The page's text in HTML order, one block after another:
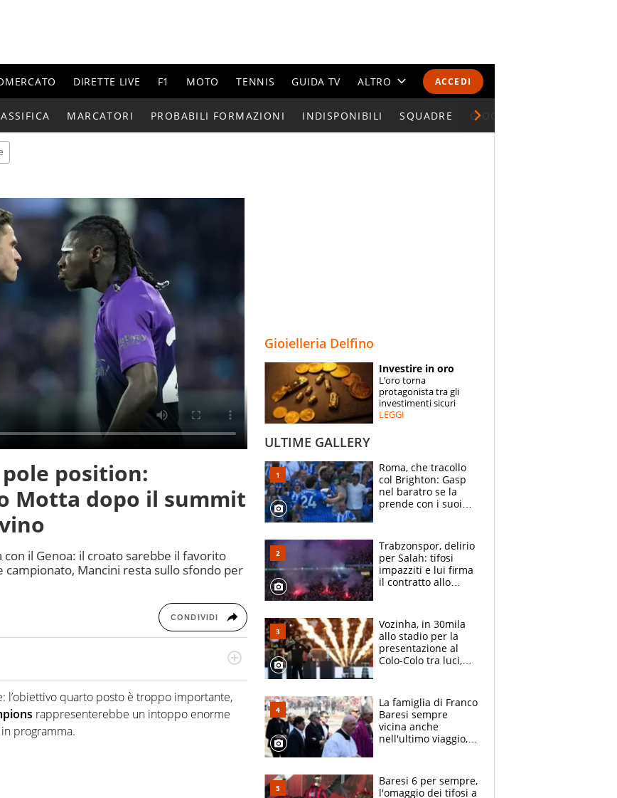
ACCEDI
DIRETTE LIVE F1 MOTO TENNIS GUIDA TV ALTRO
CALENDARI E CLASSIFICHE
ESPERTI
CONTATTI
MARCATORI PROBABILI FORMAZIONI INDISPONIBILI SQUADRE GIOCATORI SERIE A
position:
Motta dopo il summit
il Genoa: il croato sarebbe il favorito
Mancini resta sullo sfondo per
CONDIVIDI
ma anche tennis, volley, basket: su
sanno che troveranno sempre copertura
di Virgilio Sport è formata da giornalisti ed
rimessa quando intercettano le notizie e le
l’obiettivo quarto posto è troppo importante,
rappresenterebbe un intoppo enorme
programma.
Gioielleria Delfino
Investire in oro
L’oro torna
protagonista tra gli
investimenti sicuri
LEGGI
ULTIME GALLERY
Roma, che tracollo
col Brighton: Gasp
nel baratro se la
prende con i suoi
Trabzonspor, delirio
per Salah: tifosi
impazziti e lui firma
il contratto allo
Vozinha, in 30mila
allo stadio per la
presentazione al
Colo-Colo tra luci,
La famiglia di Franco
Baresi sempre
vicina anche
nell'ultimo viaggio,
circondati
dall'affetto dei tifosi
Baresi 6 per sempre,
l'omaggio dei tifosi a